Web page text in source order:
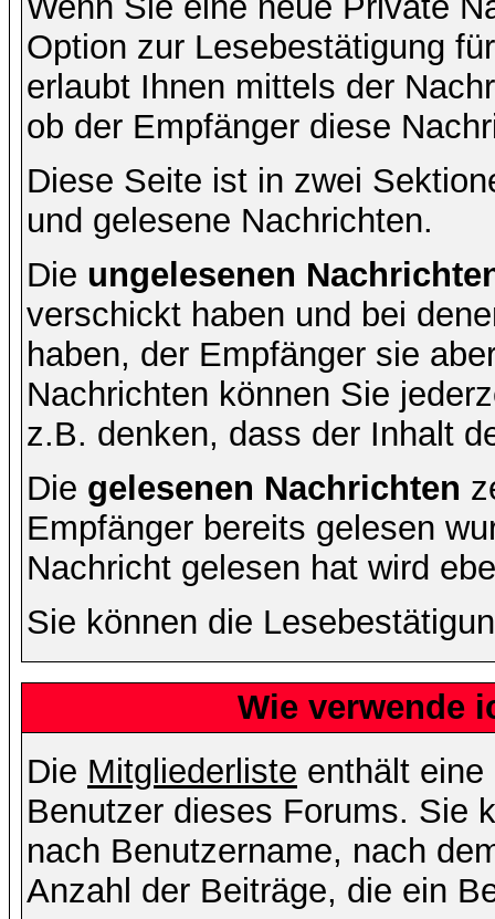
Option zur Lesebestätigung
erlaubt Ihnen mittels der
ob der Empfänger diese
Diese Seite ist in zwei
und gelesene Nachrichten.
Die ungelesenen
verschickt haben und bei
haben, der Empfänger sie
Nachrichten können Sie
z.B. denken, dass der Inhalt
Die gelesenen Nachrichten
Empfänger bereits gelesen
Nachricht gelesen hat wird
Sie können die
Wie verwende
Die Mitgliederliste enthält
Benutzer dieses Forums. Sie
nach Benutzername, nach
Anzahl der Beiträge, die ein